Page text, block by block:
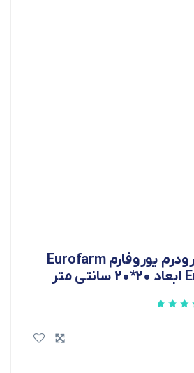
پانسمان فوم یورودرم یوروفارم Eurofarm